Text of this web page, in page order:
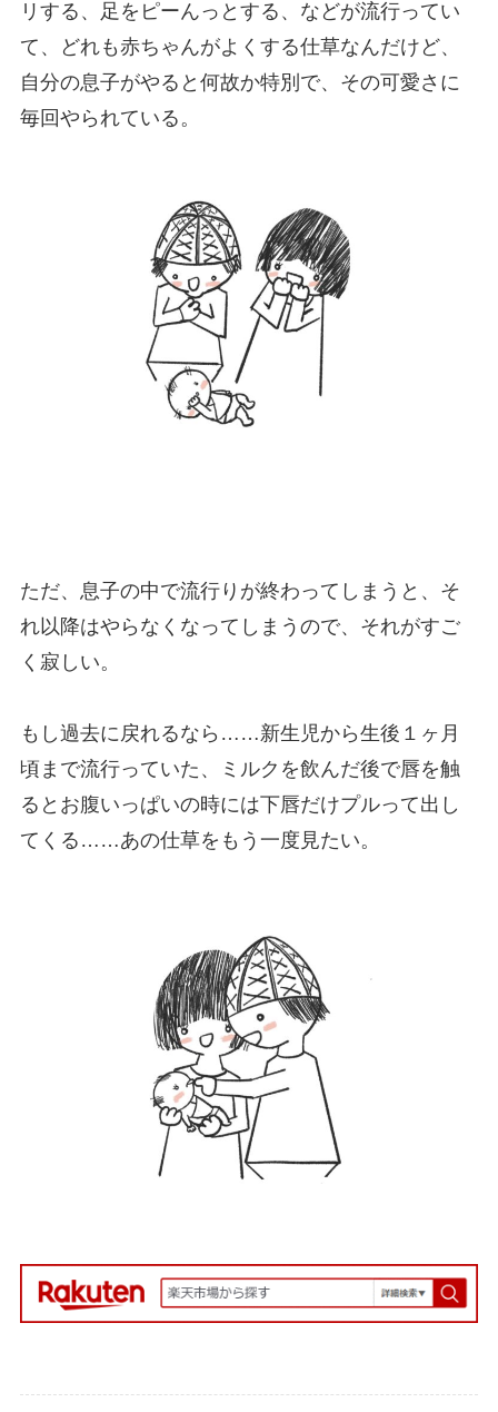
リする、足をピーんっとする、などが流行ってい
て、どれも赤ちゃんがよくする仕草なんだけど、
自分の息子がやると何故か特別で、その可愛さに
毎回やられている。
ただ、息子の中で流行りが終わってしまうと、そ
れ以降はやらなくなってしまうので、それがすご
く寂しい。
もし過去に戻れるなら……新生児から生後１ヶ月
頃まで流行っていた、ミルクを飲んだ後で唇を触
るとお腹いっぱいの時には下唇だけプルって出し
てくる……あの仕草をもう一度見たい。